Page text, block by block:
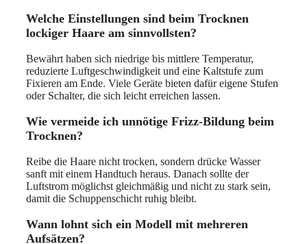
Welche Einstellungen sind beim Trocknen
lockiger Haare am sinnvollsten?
Bewährt haben sich niedrige bis mittlere Temperatur,
reduzierte Luftgeschwindigkeit und eine Kaltstufe zum
Fixieren am Ende. Viele Geräte bieten dafür eigene Stufen
oder Schalter, die sich leicht erreichen lassen.
Wie vermeide ich unnötige Frizz-Bildung beim
Trocknen?
Reibe die Haare nicht trocken, sondern drücke Wasser
sanft mit einem Handtuch heraus. Danach sollte der
Luftstrom möglichst gleichmäßig und nicht zu stark sein,
damit die Schuppenschicht ruhig bleibt.
Wann lohnt sich ein Modell mit mehreren
Aufsätzen?